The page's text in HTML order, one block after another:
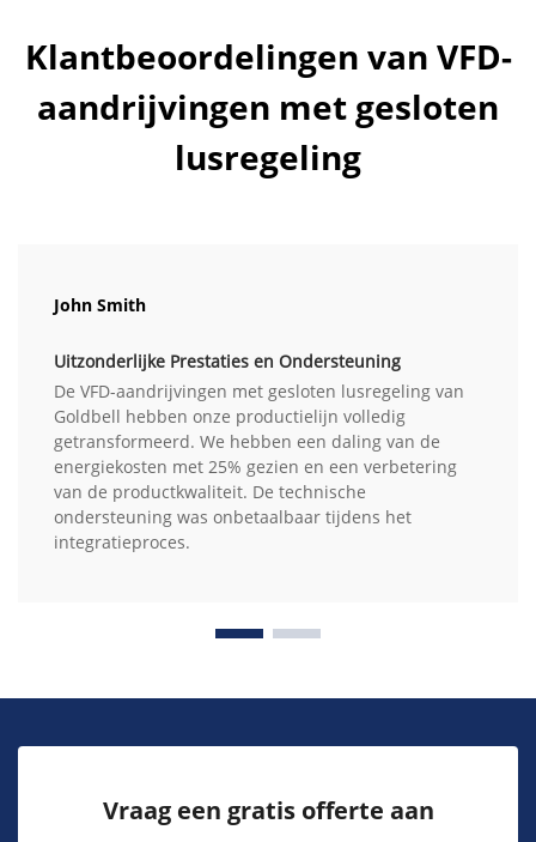
Klantbeoordelingen van VFD-
aandrijvingen met gesloten
lusregeling
John Smith
Uitzonderlijke Prestaties en Ondersteuning
De VFD-aandrijvingen met gesloten lusregeling van
Goldbell hebben onze productielijn volledig
getransformeerd. We hebben een daling van de
energiekosten met 25% gezien en een verbetering
van de productkwaliteit. De technische
ondersteuning was onbetaalbaar tijdens het
integratieproces.
Vraag een gratis offerte aan